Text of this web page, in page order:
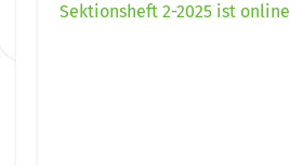
Sektionsheft 2-2025 ist online